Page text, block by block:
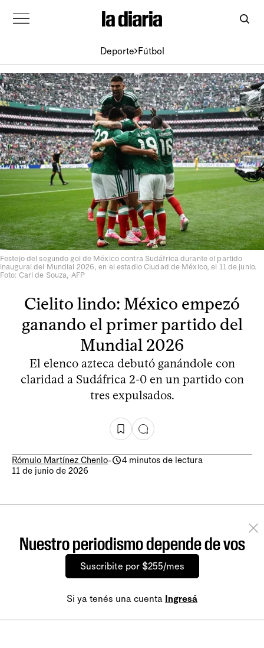
Deporte Fútbol
Festejo del segundo gol de México contra Sudáfrica durante el partido
inaugural del Mundial 2026, en el estadio Ciudad de México, el 11 de junio.
Foto: Carl de Souza, AFP
Cielito lindo: México empezó
ganando el primer partido del
Mundial 2026
El elenco azteca debutó ganándole con
claridad a Sudáfrica 2-0 en un partido con
tres expulsados.
Rómulo Martínez Chenlo-
4 minutos de lectura
11 de junio de 2026
Nuestro periodismo depende de vos
Suscribite por $255/mes
Si ya tenés una cuenta Ingresá